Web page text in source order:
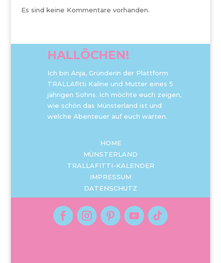
Es sind keine Kommentare vorhanden.
HALLÖCHEN!
Ich bin Anja, Gründerin der Plattform
TRALLAfitti Kaline und Mutter eines 5
jährigen Sohns. Ich möchte euch zeigen,
wie schön das Münsterland ist und
welche Abenteuer auf euch warten.
HOME
MÜNSTERLAND
TRALLAFITTI-KALENDER
IMPRESSUM
DATENSCHUTZ